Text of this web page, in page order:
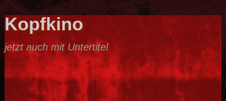
Kopfkino
jetzt auch mit Untertitel